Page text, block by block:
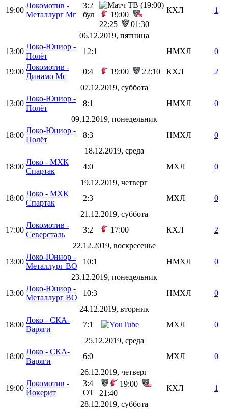
19:00
Локомотив -
Металлург Мг
3:2
бул
19:00
22:25
01:30
КХЛ 1
06.12.2019, пятница
13:00
Локо-Юниор -
Полёт
12:1 НМХЛ 0
19:00
Локомотив -
Динамо Мс
0:4 19:00 22:10 КХЛ
2
07.12.2019, суббота
13:00
Локо-Юниор -
Полёт
8:1 НМХЛ
0
09.12.2019, понедельник
18:00
Локо-Юниор -
Полёт
8:3 НМХЛ
0
18.12.2019, среда
18:00
Локо - МХК
Спартак
4:0 МХЛ
0
19.12.2019, четверг
18:00
Локо - МХК
Спартак
2:3 МХЛ
0
21.12.2019, суббота
17:00
Локомотив -
Северсталь
3:2 17:00 КХЛ
2
22.12.2019, воскресенье
13:00
Локо-Юниор -
Металлург ВО
10:1 НМХЛ
0
23.12.2019, понедельник
13:00
Локо-Юниор -
Металлург ВО
10:3 НМХЛ
0
24.12.2019, вторник
18:00
Локо - СКА-
Варяги
7:1 МХЛ
0
25.12.2019, среда
18:00
Локо - СКА-
Варяги
6:0 МХЛ
0
26.12.2019, четверг
19:00
Локомотив -
Йокерит
3:4
ОТ
19:00
21:40
КХЛ
1
28.12.2019, суббота